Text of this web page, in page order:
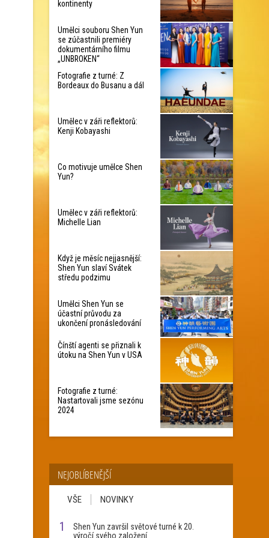
kontinenty
Umělci souboru Shen Yun
se zúčastnili premiéry
dokumentárního filmu
„UNBROKEN“
Fotografie z turné: Z
Bordeaux do Busanu a dál
Umělec v záři reflektorů:
Kenji Kobayashi
Co motivuje umělce Shen
Yun?
Umělec v záři reflektorů:
Michelle Lian
Když je měsíc nejjasnější:
Shen Yun slaví Svátek
středu podzimu
Umělci Shen Yun se
účastní průvodu za
ukončení pronásledování
Čínští agenti se přiznali k
útoku na Shen Yun v USA
Fotografie z turné:
Nastartovali jsme sezónu
2024
NEJOBLÍBENĚJŠÍ
VŠE NOVINKY
1
Shen Yun završil světové turné k 20.
výročí svého založení